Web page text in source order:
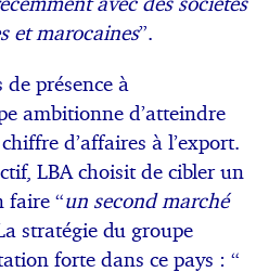
avec des sociétés
et marocaines”.
présence à
ambitionne d’atteindre
d’affaires à l’export.
LBA choisit de cibler un
faire “un second marché
stratégie du groupe
forte dans ce pays : “